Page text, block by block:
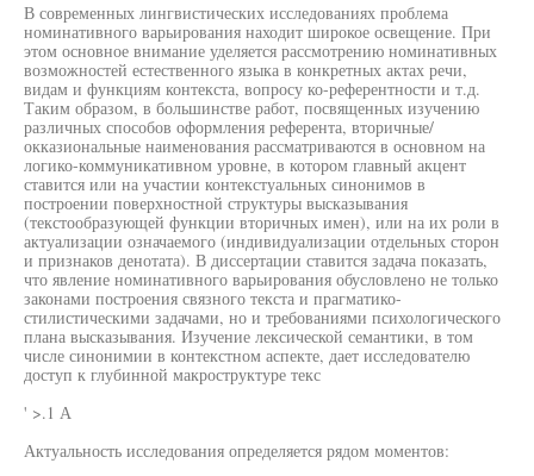
В современных лингвистических исследованиях проблема
номинативного варьирования находит широкое освещение. При
этом основное внимание уделяется рассмотрению номинативных
возможностей естественного языка в конкретных актах речи,
видам и функциям контекста, вопросу ко-референтности и т.д.
Таким образом, в большинстве работ, посвященных изучению
различных способов оформления референта, вторичные/
окказиональные наименования рассматриваются в основном на
логико-коммуникативном уровне, в котором главный акцент
ставится или на участии контекстуальных синонимов в
построении поверхностной структуры высказывания
(текстообразующей функции вторичных имен), или на их роли в
актуализации означаемого (индивидуализации отдельных сторон
и признаков денотата). В диссертации ставится задача показать,
что явление номинативного варьирования обусловлено не только
законами построения связного текста и прагматико-
стилистическими задачами, но и требованиями психологического
плана высказывания. Изучение лексической семантики, в том
числе синонимии в контекстном аспекте, дает исследователю
доступ к глубинной макроструктуре текс
' >.1 А
Актуальность исследования определяется рядом моментов: